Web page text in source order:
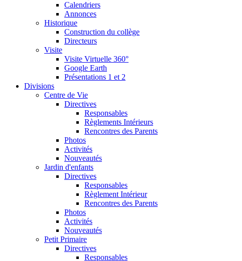
Calendriers
Annonces
Historique
Construction du collège
Directeurs
Visite
Visite Virtuelle 360°
Google Earth
Présentations 1 et 2
Divisions
Centre de Vie
Directives
Responsables
Règlements Intérieurs
Rencontres des Parents
Photos
Activités
Nouveautés
Jardin d'enfants
Directives
Responsables
Règlement Intérieur
Rencontres des Parents
Photos
Activités
Nouveautés
Petit Primaire
Directives
Responsables